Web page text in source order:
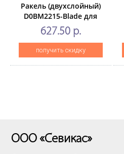
Ракель (двухслойный)
D0BM2215-Blade для
RICOH
IMC3000/C3500/C4500, MP
C3004/C4504 (CET), 300000
стр.,CET281070
627.50 р.
получить скидку
ООО «Севикас»